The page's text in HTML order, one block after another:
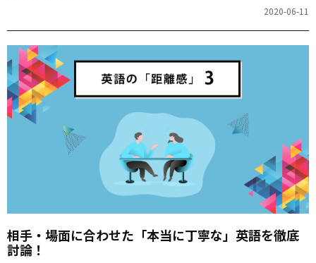
2020-06-11
相手・場面に合わせた「本当に丁寧な」英語を徹底
討論！